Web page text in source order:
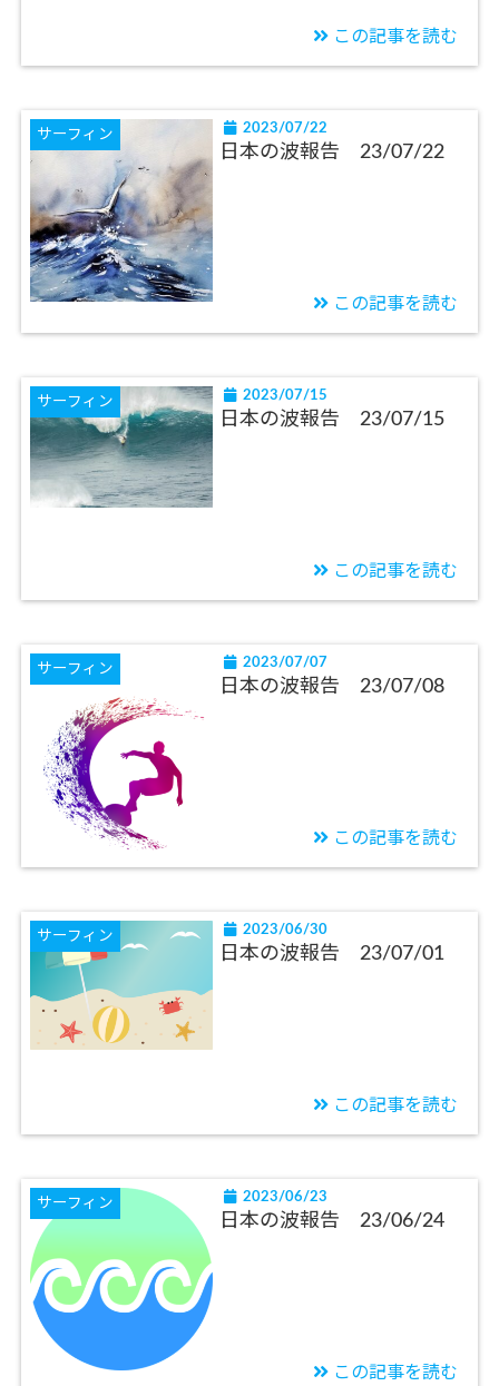
この記事を読む
サーフィン 2023/07/22
日本の波報告 23/07/22
この記事を読む
サーフィン 2023/07/15
日本の波報告 23/07/15
この記事を読む
サーフィン 2023/07/07
日本の波報告 23/07/08
この記事を読む
サーフィン 2023/06/30
日本の波報告 23/07/01
この記事を読む
サーフィン 2023/06/23
日本の波報告 23/06/24
この記事を読む